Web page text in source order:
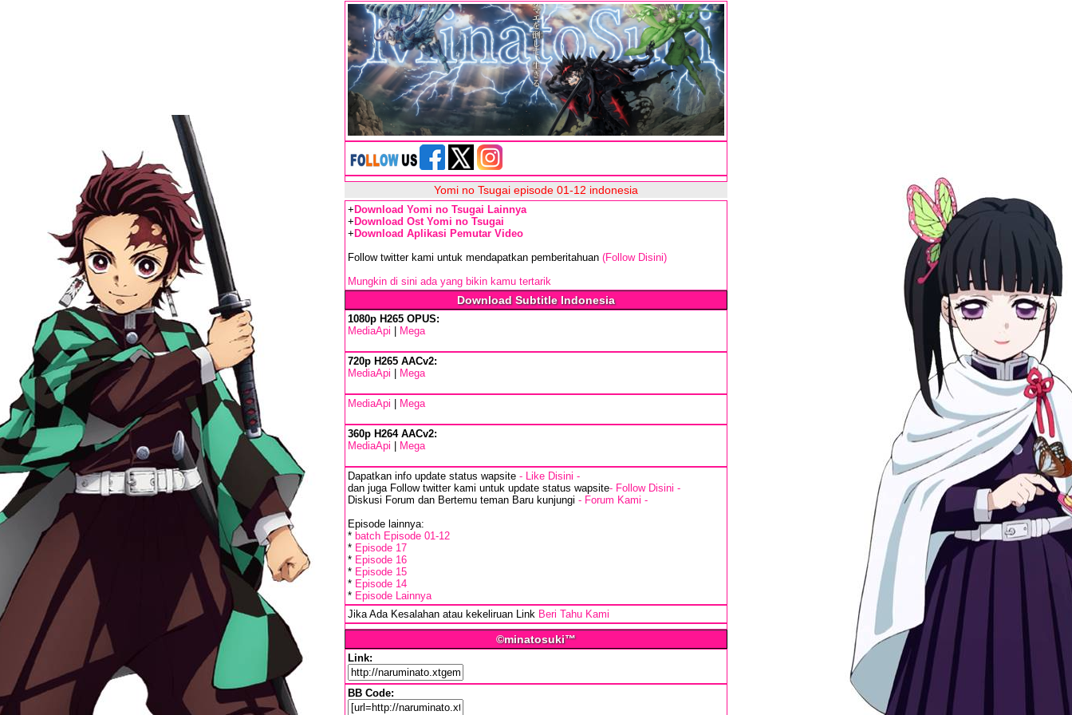
Yomi no Tsugai episode 01-12 indonesia
+ Download Yomi no Tsugai Lainnya
+ Download Ost Yomi no Tsugai
+ Download Aplikasi Pemutar Video
Follow twitter kami untuk mendapatkan pemberitahuan (Follow Disini)
Mungkin di sini ada yang bikin kamu tertarik
Download Subtitle Indonesia
1080p H265 OPUS:
MediaApi
Mega
720p H265 AACv2:
MediaApi
Mega
MediaApi Mega
360p H264 AACv2:
MediaApi
Mega
Dapatkan info update status wapsite - Like Disini -
dan juga Follow twitter kami untuk update status wapsite- Follow Disini -
Diskusi Forum dan Bertemu teman Baru kunjungi - Forum Kami -
Episode lainnya:
* batch Episode 01-12
* Episode 17
* Episode 16
* Episode 15
* Episode 14
* Episode Lainnya
Jika Ada Kesalahan atau kekeliruan Link Beri Tahu Kami
©minatosuki™
Link:
BB Code: